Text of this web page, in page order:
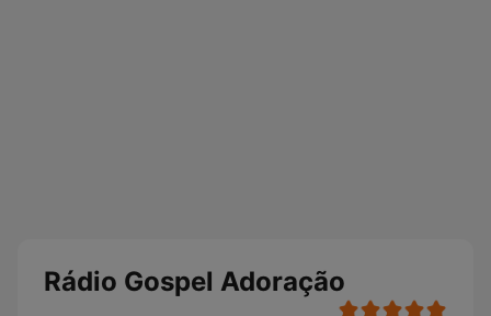
Rádio Gospel Adoração